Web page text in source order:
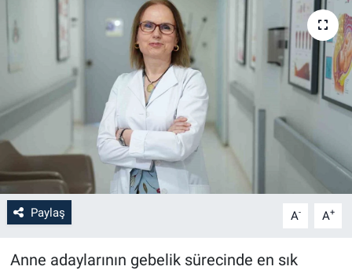
Paylaş A- A+
Anne adaylarının gebelik sürecinde en sık